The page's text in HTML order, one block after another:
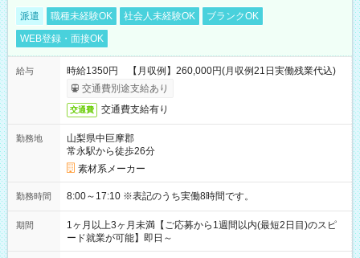
派遣 職種未経験OK 社会人未経験OK
ブランクOK
WEB登録・面接OK
給与
時給1350円 【月収例】260,000円(月収例21日実働残業代込)
交通費別途支給あり
交通費 交通費支給有り
勤務地
山梨県中巨摩郡
常永駅から徒歩26分
素材系メーカー
勤務時間 8:00～17:10 ※表記のうち実働8時間です。
期間
1ヶ月以上3ヶ月未満【ご応募から1週間以内(最短2日目)のスピ
ード就業が可能】即日～